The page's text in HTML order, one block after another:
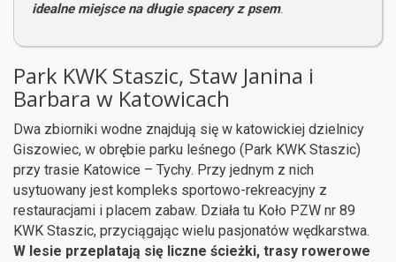
idealne miejsce na długie spacery z psem.
Park KWK Staszic, Staw Janina i
Barbara w Katowicach
Dwa zbiorniki wodne znajdują się w katowickiej dzielnicy
Giszowiec, w obrębie parku leśnego (Park KWK Staszic)
przy trasie Katowice – Tychy. Przy jednym z nich
usytuowany jest kompleks sportowo-rekreacyjny z
restauracjami i placem zabaw. Działa tu Koło PZW nr 89
KWK Staszic, przyciągając wielu pasjonatów wędkarstwa.
W lesie przeplatają się liczne ścieżki, trasy rowerowe